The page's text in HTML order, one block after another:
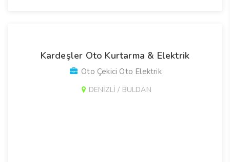
Kardeşler Oto Kurtarma & Elektrik
Oto Çekici Oto Elektrik
DENİZLİ / BULDAN